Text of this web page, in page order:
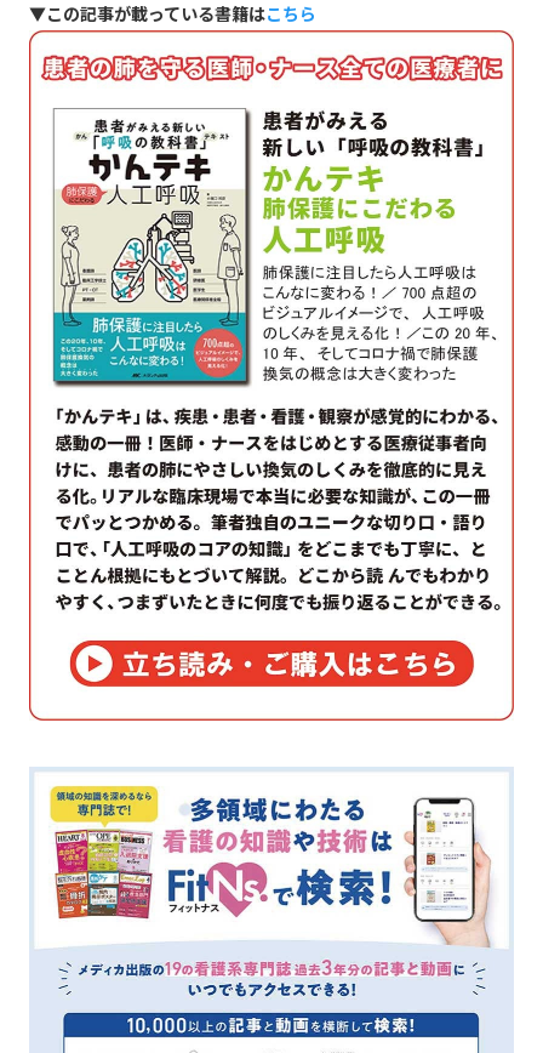
▼この記事が載っている書籍はこちら